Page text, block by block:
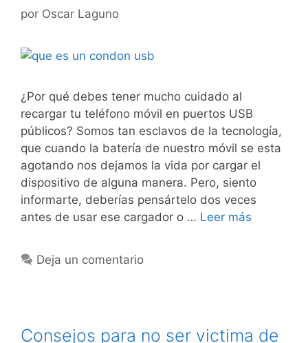
por Oscar Laguno
¿Por qué debes tener mucho cuidado al
recargar tu teléfono móvil en puertos USB
públicos? Somos tan esclavos de la tecnología,
que cuando la batería de nuestro móvil se esta
agotando nos dejamos la vida por cargar el
dispositivo de alguna manera. Pero, siento
informarte, deberías pensártelo dos veces
antes de usar ese cargador o … Leer más
Deja un comentario
Consejos para no ser victima de